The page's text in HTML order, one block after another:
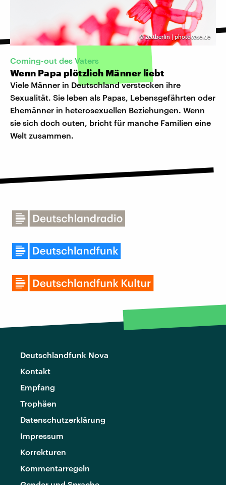
©zettberlin | photocase.de
Coming-out des Vaters
Wenn Papa plötzlich Männer liebt
Viele Männer in Deutschland verstecken ihre
Sexualität. Sie leben als Papas, Lebensgefährten oder
Ehemänner in heterosexuellen Beziehungen. Wenn
sie sich doch outen, bricht für manche Familien eine
Welt zusammen.
Deutschlandfunk Nova
Kontakt
Empfang
Trophäen
Datenschutzerklärung
Impressum
Korrekturen
Kommentarregeln